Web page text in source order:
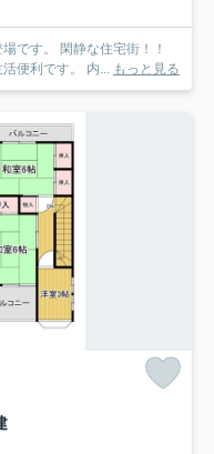
です。 閑静な住宅街！！
便利です。 内... もっと見る